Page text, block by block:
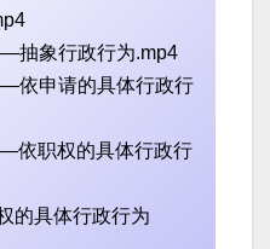
抽象行政行为.mp4
依申请的具体行政行
依职权的具体行政行
的具体行政行为